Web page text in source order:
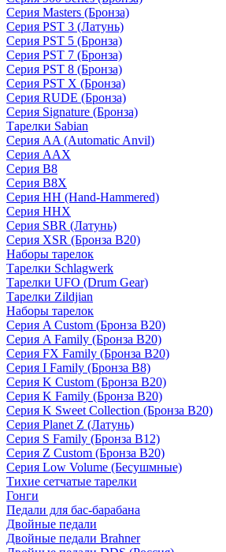
Серия Masters (Бронза)
Серия PST 3 (Латунь)
Серия PST 5 (Бронза)
Серия PST 7 (Бронза)
Серия PST 8 (Бронза)
Серия PST X (Бронза)
Серия RUDE (Бронза)
Серия Signature (Бронза)
Тарелки Sabian
Серия AA (Automatic Anvil)
Серия AAX
Серия B8
Серия B8X
Серия HH (Hand-Hammered)
Серия HHX
Серия SBR (Латунь)
Серия XSR (Бронза B20)
Наборы тарелок
Тарелки Schlagwerk
Тарелки UFO (Drum Gear)
Тарелки Zildjian
Наборы тарелок
Серия A Custom (Бронза B20)
Серия A Family (Бронза B20)
Серия FX Family (Бронза B20)
Серия I Family (Бронза B8)
Серия K Custom (Бронза B20)
Серия K Family (Бронза B20)
Серия K Sweet Collection (Бронза B20)
Серия Planet Z (Латунь)
Серия S Family (Бронза B12)
Серия Z Custom (Бронза B20)
Серия Low Volume (Бесушмные)
Тихие сетчатые тарелки
Гонги
Педали для бас-барабана
Двойные педали
Двойные педали Brahner